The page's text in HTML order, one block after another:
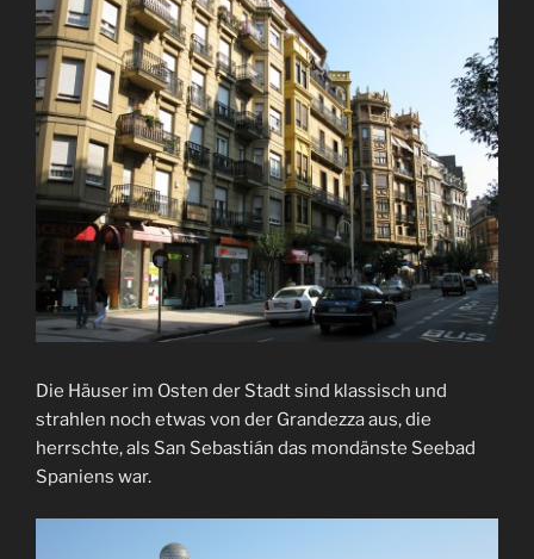
Die Häuser im Osten der Stadt sind klassisch und
strahlen noch etwas von der Grandezza aus, die
herrschte, als San Sebastián das mondänste Seebad
Spaniens war.